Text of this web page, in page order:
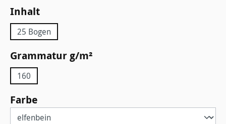
Inhaltauswählen
25 Bogen
Grammatur g/m²
160
Farbe